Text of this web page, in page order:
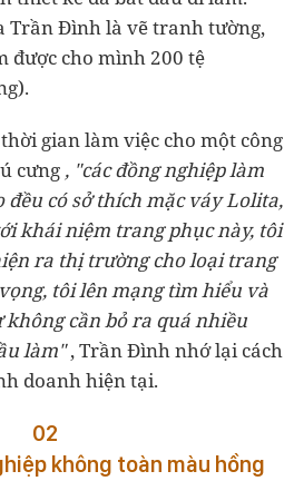
Trần Đình là vẽ tranh tường,
được cho mình 200 tệ
gian làm việc cho một công
cưng , "các đồng nghiệp làm
đều có sở thích mặc váy Lolita,
khái niệm trang phục này, tôi
ra thị trường cho loại trang
tôi lên mạng tìm hiểu và
cần bỏ ra quá nhiều
làm", Trần Đình nhớ lại cách
doanh hiện tại.
02
không toàn màu hồng